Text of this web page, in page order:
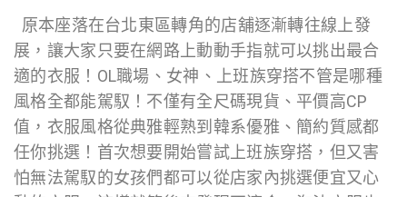
原本座落在台北東區轉角的店舖逐漸轉往線上發
展，讓大家只要在網路上動動手指就可以挑出最合
適的衣服！OL職場、女神、上班族穿搭不管是哪種
風格全都能駕馭！不僅有全尺碼現貨、平價高CP
值，衣服風格從典雅輕熟到韓系優雅、簡約質感都
任你挑選！首次想要開始嘗試上班族穿搭，但又害
怕無法駕馭的女孩們都可以從店家內挑選便宜又心